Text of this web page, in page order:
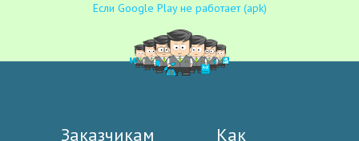
Если Google Play не работает (apk)
Заказчикам
Как